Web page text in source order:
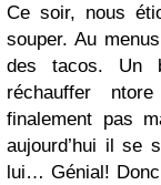
Ce soir, nous
souper. Au
des tacos. Un
réchauffer
finalement pas
aujourd’hui il se
lui… Génial!